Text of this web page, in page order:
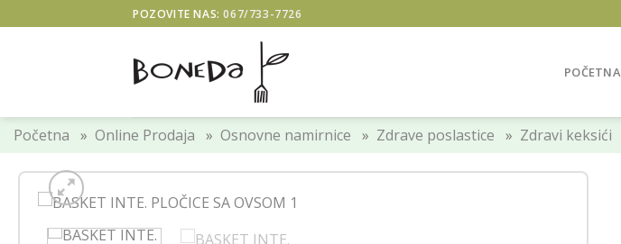
to
POZOVITE NAS:067/733-7726
POČETNA
Početna » Online Prodaja » Osnovne namirnice » Zdrave poslastice » Zdravi keksići